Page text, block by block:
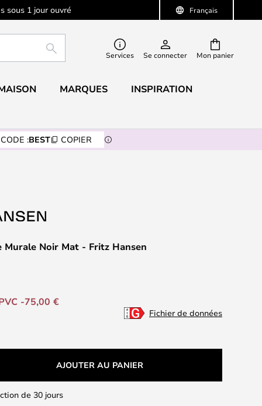
Français
sous 1 jour ouvré
Mon panier
RECHERCHERServices Se connecter
MARQUES INSPIRATION
CODE :BEST COPIER
Murale Noir Mat - Fritz Hansen
-75,00 €
Fichier de données
AJOUTER AU PANIER
de 30 jours